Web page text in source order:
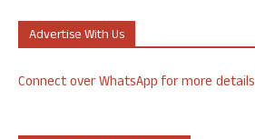
Advertise With Us
Connect over WhatsApp for more details